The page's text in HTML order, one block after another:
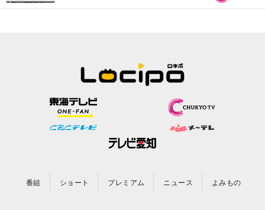
番組 ショート プレミアム ニュース よみもの